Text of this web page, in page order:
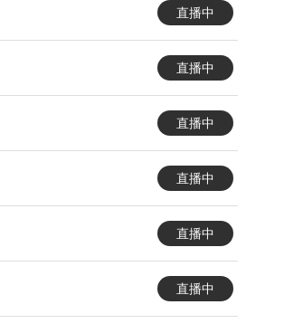
直播中
直播中
直播中
直播中
直播中
直播中